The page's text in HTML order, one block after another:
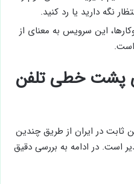
نگه دارید یا رد کنید.
این سرویس به معنای از
است.
پشت خطی تلفن
در ایران از طریق چندین
است. در ادامه به بررسی دقیق